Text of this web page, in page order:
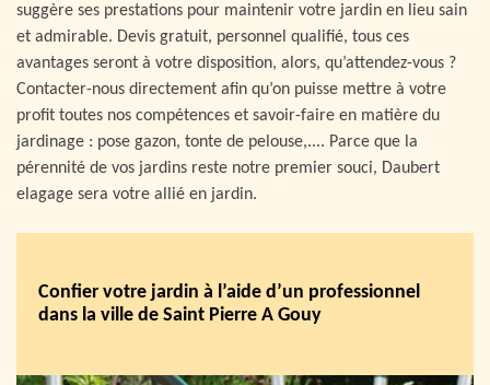
suggère ses prestations pour maintenir votre jardin en lieu sain
et admirable. Devis gratuit, personnel qualifié, tous ces
avantages seront à votre disposition, alors, qu’attendez-vous ?
Contacter-nous directement afin qu’on puisse mettre à votre
profit toutes nos compétences et savoir-faire en matière du
jardinage : pose gazon, tonte de pelouse,.... Parce que la
pérennité de vos jardins reste notre premier souci, Daubert
elagage sera votre allié en jardin.
Confier votre jardin à l’aide d’un professionnel
dans la ville de Saint Pierre A Gouy